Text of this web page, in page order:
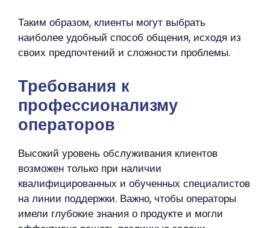
Таким образом, клиенты могут выбрать
наиболее удобный способ общения, исходя из
своих предпочтений и сложности проблемы.
Требования к
профессионализму
операторов
Высокий уровень обслуживания клиентов
возможен только при наличии
квалифицированных и обученных специалистов
на линии поддержки. Важно, чтобы операторы
имели глубокие знания о продукте и могли